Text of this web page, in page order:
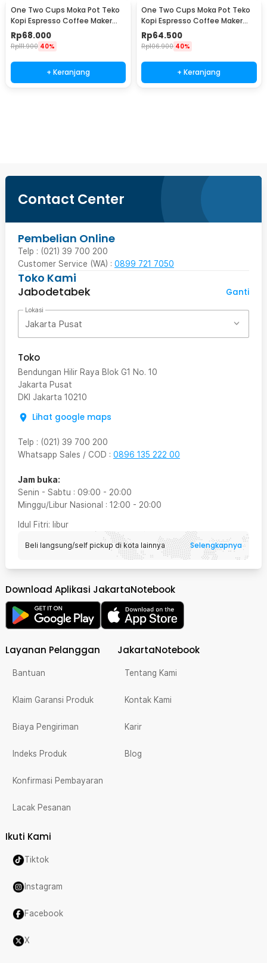
One Two Cups Moka Pot Teko
Kopi Espresso Coffee Maker
Stovetop 4 Cup 200ml - Z21
Rp68.000
Rp111.900 40%
+ Keranjang
One Two Cups Moka Pot Teko
Kopi Espresso Coffee Maker
Stovetop 2 Cup 100ml - Z21
Rp64.500
Rp106.900 40%
+ Keranjang
Contact Center
Pembelian Online
Telp : (021) 39 700 200
Customer Service (WA) : 0899 721 7050
Toko Kami
Jabodetabek
Ganti
Lokasi
Jakarta Pusat
Toko
Bendungan Hilir Raya Blok G1 No. 10
Jakarta Pusat
DKI Jakarta 10210
Lihat google maps
Telp : (021) 39 700 200
Whatsapp Sales / COD : 0896 135 222 00
Jam buka:
Senin - Sabtu : 09:00 - 20:00
Minggu/Libur Nasional : 12:00 - 20:00
Idul Fitri: libur
Beli langsung/self pickup di kota lainnya Selengkapnya
Download Aplikasi JakartaNotebook
Layanan Pelanggan
Bantuan
Klaim Garansi Produk
Biaya Pengiriman
Indeks Produk
Konfirmasi Pembayaran
Lacak Pesanan
JakartaNotebook
Tentang Kami
Kontak Kami
Karir
Blog
Ikuti Kami
Tiktok
Instagram
Facebook
X